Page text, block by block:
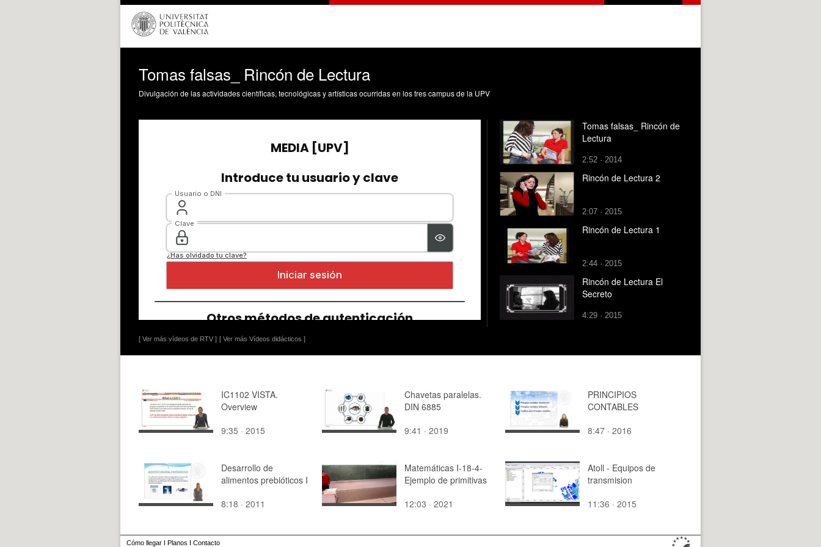
Tomas falsas_ Rincón de Lectura
Divulgación de las actividades científicas, tecnológicas y artísticas ocurridas en los tres campus de la UPV
[ Ver más vídeos de RTV ] [ Ver más Vídeos didácticos ]
Tomas falsas_ Rincón de
Lectura
2:52 · 2014
Rincón de Lectura 2
2:07 · 2015
Rincón de Lectura 1
2:44 · 2015
Rincón de Lectura El
Secreto
4:29 · 2015
IC1102 VISTA.
Overview
9:35 · 2015
Chavetas paralelas.
DIN 6885
9:41 · 2019
PRINCIPIOS
CONTABLES
8:47 · 2016
Desarrollo de
alimentos prebióticos I
8:18 · 2011
Matemáticas I-18-4-
Ejemplo de primitivas
12:03 · 2021
Atoll - Equipos de
transmision
11:36 · 2015
Cómo llegar I Planos I Contacto